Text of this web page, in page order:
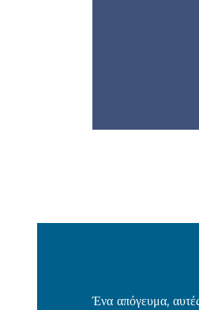
Ένα απόγευμα,